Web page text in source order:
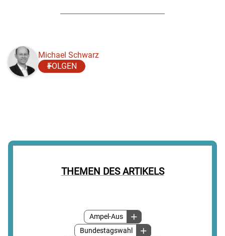
THEMEN DES ARTIKELS
Ampel-Aus
Bundestagswahl
Michael Schwarz
FOLGEN